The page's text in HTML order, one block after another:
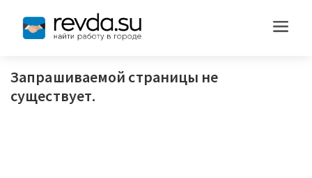
Запрашиваемой страницы не
существует.